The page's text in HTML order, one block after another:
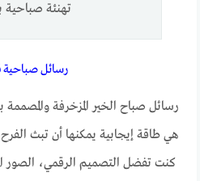
تهنئة صباحية
رسائل
رسائل صباح الخير المزخرفة
هي طاقة إيجابية يمكنها أن تبث
كنت تفضل التصميم الرقمي، الصور